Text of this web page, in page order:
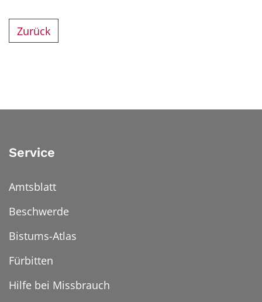
Zurück
Service
Amtsblatt
Beschwerde
Bistums-Atlas
Fürbitten
Hilfe bei Missbrauch